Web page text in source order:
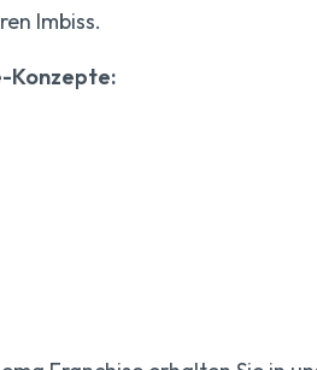
Imbiss.
Konzepte: